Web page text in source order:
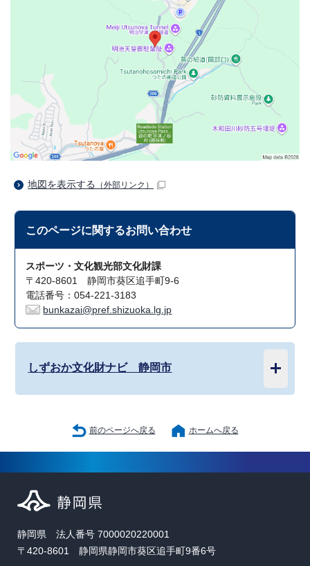
地図を表示する （外部リンク）
このページに関するお問い合わせ
スポーツ・文化観光部文化財課
〒420-8601 静岡市葵区追手町9-6
電話番号：054-221-3183
bunkazai@pref.shizuoka.lg.jp
しずおか文化財ナビ 静岡市
前のページへ戻る ホームへ戻る
静岡県 法人番号 7000020220001
〒420-8601 静岡県静岡市葵区追手町9番6号